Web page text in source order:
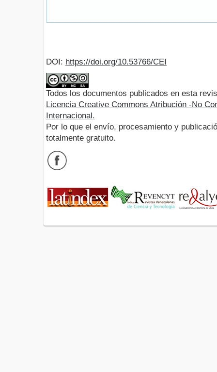
DOI: https://doi.org/10.53766/CEI
Todos los documentos publicados en esta
Licencia Creative Commons Atribución -No
Internacional.
Por lo que el envío, procesamiento y
totalmente gratuito.